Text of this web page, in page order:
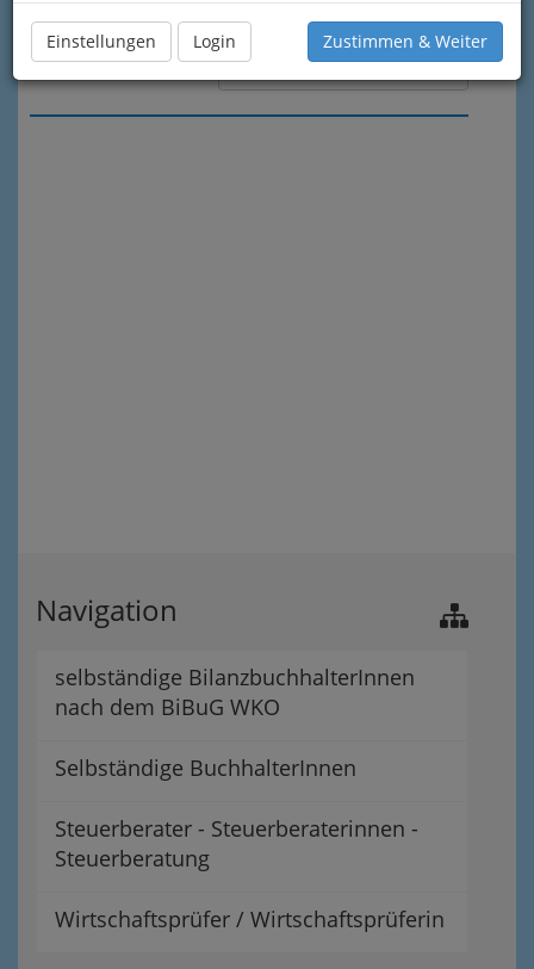
Einstellungen Login Zustimmen & Weiter
Meine Nachricht senden
Navigation
selbständige BilanzbuchhalterInnen
nach dem BiBuG WKO
Selbständige BuchhalterInnen
Steuerberater - Steuerberaterinnen -
Steuerberatung
Wirtschaftsprüfer / Wirtschaftsprüferin